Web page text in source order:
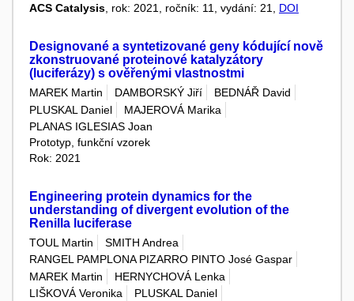
ACS Catalysis , rok: 2021, ročník: 11, vydání: 21, DOI
Designované a syntetizované geny kódující nově
zkonstruované proteinové katalyzátory
(luciferázy) s ověřenými vlastnostmi
MAREK Martin DAMBORSKÝ Jiří
BEDNÁŘ David
PLUSKAL Daniel
MAJEROVÁ Marika
PLANAS IGLESIAS Joan
Prototyp, funkční vzorek
Rok: 2021
Engineering protein dynamics for the
understanding of divergent evolution of the
Renilla luciferase
TOUL Martin
SMITH Andrea
RANGEL PAMPLONA PIZARRO PINTO José Gaspar
MAREK Martin
HERNYCHOVÁ Lenka
LIŠKOVÁ Veronika
PLUSKAL Daniel